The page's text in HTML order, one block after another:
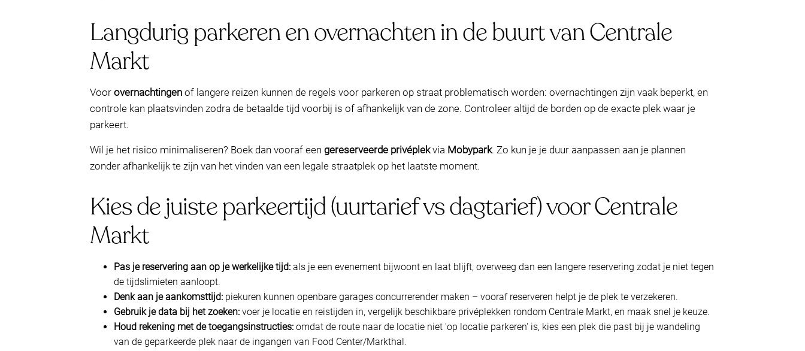
Langdurig parkeren en overnachten in de buurt van Centrale
Markt
Voor overnachtingen of langere reizen kunnen de regels voor parkeren op straat problematisch worden: overnachtingen zijn vaak beperkt, en
controle kan plaatsvinden zodra de betaalde tijd voorbij is of afhankelijk van de zone. Controleer altijd de borden op de exacte plek waar je
parkeert.
Wil je het risico minimaliseren? Boek dan vooraf een gereserveerde privéplekvia Mobypark. Zo kun je je duur aanpassen aan je plannen
zonder afhankelijk te zijn van het vinden van een legale straatplek op het laatste moment.
Kies de juiste parkeertijd (uurtarief vs dagtarief) voor Centrale
Markt
Pas je reservering aan op je werkelijke tijd: als je een evenement bijwoont en laat blijft, overweeg dan een langere reservering zodat je niet tegen
de tijdslimieten aanloopt.
Denk aan je aankomsttijd: piekuren kunnen openbare garages concurrerender maken – vooraf reserveren helpt je de plek te verzekeren.
Gebruik je data bij het zoeken: voer je locatie en reistijden in, vergelijk beschikbare privéplekken rondom Centrale Markt, en maak snel je keuze.
Houd rekening met de toegangsinstructies: omdat de route naar de locatie niet 'op locatie parkeren' is, kies een plek die past bij je wandeling
van de geparkeerde plek naar de ingangen van Food Center/Markthal.